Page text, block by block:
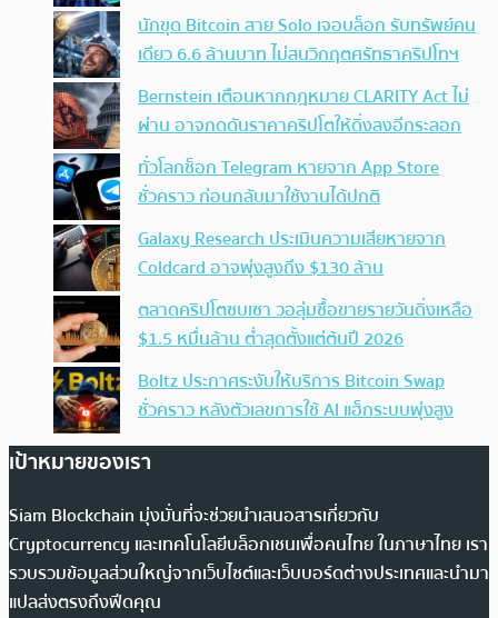
นักขุด Bitcoin สาย Solo เจอบล็อก รับทรัพย์คน
เดียว 6.6 ล้านบาท ไม่สนวิกฤตศรัทธาคริปโทฯ
Bernstein เตือนหากกฎหมาย CLARITY Act ไม่
ผ่าน อาจกดดันราคาคริปโตให้ดิ่งลงอีกระลอก
ทั่วโลกช็อก Telegram หายจาก App Store
ชั่วคราว ก่อนกลับมาใช้งานได้ปกติ
Galaxy Research ประเมินความเสียหายจาก
Coldcard อาจพุ่งสูงถึง $130 ล้าน
ตลาดคริปโตซบเซา วอลุ่มซื้อขายรายวันดิ่งเหลือ
$1.5 หมื่นล้าน ต่ำสุดตั้งแต่ต้นปี 2026
Boltz ประกาศระงับให้บริการ Bitcoin Swap
ชั่วคราว หลังตัวเลขการใช้ AI แฮ็กระบบพุ่งสูง
เป้าหมายของเรา
Siam Blockchain มุ่งมั่นที่จะช่วยนำเสนอสารเกี่ยวกับ
Cryptocurrency และเทคโนโลยีบล็อกเชนเพื่อคนไทย ในภาษาไทย เรา
รวบรวมข้อมูลส่วนใหญ่จากเว็บไซต์และเว็บบอร์ดต่างประเทศและนำมา
แปลส่งตรงถึงฟีดคุณ